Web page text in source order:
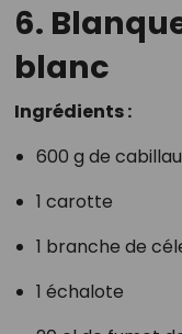
6.
blanc
Ingrédients :
600 g de
1 carotte
1 branche de
1 échalote